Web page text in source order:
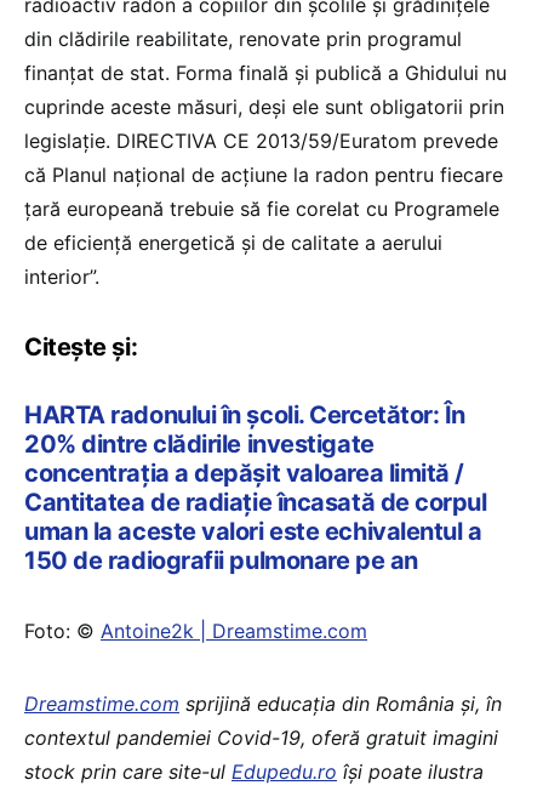
din clădirile reabilitate, renovate prin programul
finanțat de stat. Forma finală şi publică a Ghidului nu
cuprinde aceste măsuri, deși ele sunt obligatorii prin
legislație. DIRECTIVA CE 2013/59/Euratom prevede
că Planul naţional de acţiune la radon pentru fiecare
ţară europeană trebuie să fie corelat cu Programele
de eficienţă energetică şi de calitate a aerului
interior”.
Citește și:
HARTA radonului în școli. Cercetător: În
20% dintre clădirile investigate
concentrația a depășit valoarea limită /
Cantitatea de radiație încasată de corpul
uman la aceste valori este echivalentul a
150 de radiografii pulmonare pe an
Foto: © Antoine2k | Dreamstime.com
Dreamstime.com sprijină educaţia din România şi, în
contextul pandemiei Covid-19, oferă gratuit imagini
stock prin care site-ul Edupedu.ro îşi poate ilustra